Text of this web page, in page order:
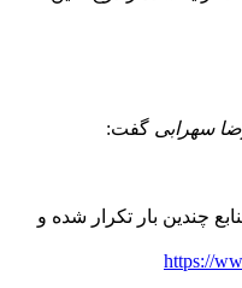
سهرابی گفت:
چندین بار تکرار شده و
https://